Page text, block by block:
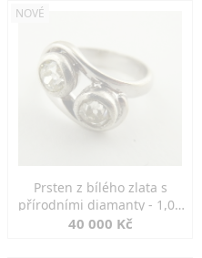
NOVÉ
Prsten z bílého zlata s
přírodními diamanty - 1,00
ct
40 000 Kč